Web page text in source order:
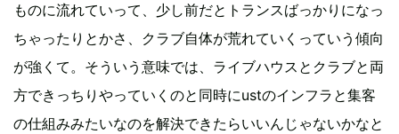
ものに流れていって、少し前だとトランスばっかりになっ
ちゃったりとかさ、クラブ自体が荒れていくっていう傾向
が強くて。そういう意味では、ライブハウスとクラブと両
方できっちりやっていくのと同時にustのインフラと集客
の仕組みみたいなのを解決できたらいいんじゃないかなと